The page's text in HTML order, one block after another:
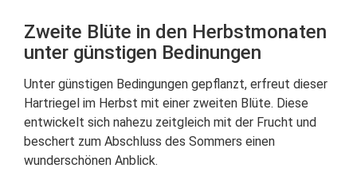
Zweite Blüte in den Herbstmonaten
unter günstigen Bedinungen
Unter günstigen Bedingungen gepflanzt, erfreut dieser
Hartriegel im Herbst mit einer zweiten Blüte. Diese
entwickelt sich nahezu zeitgleich mit der Frucht und
beschert zum Abschluss des Sommers einen
wunderschönen Anblick.